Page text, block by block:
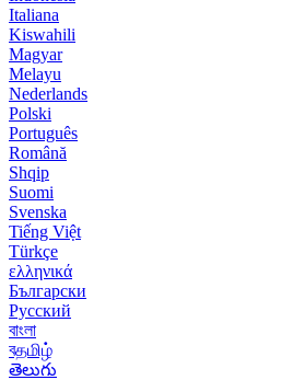
Italiana
Kiswahili
Magyar
Melayu
Nederlands
Polski
Português
Română
Shqip
Suomi
Svenska
Tiếng Việt
Türkçe
ελληνικά
Български
Русский
বাংলা
বதமிழ்
తెలుగు